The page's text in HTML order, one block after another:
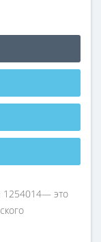
1254014— это